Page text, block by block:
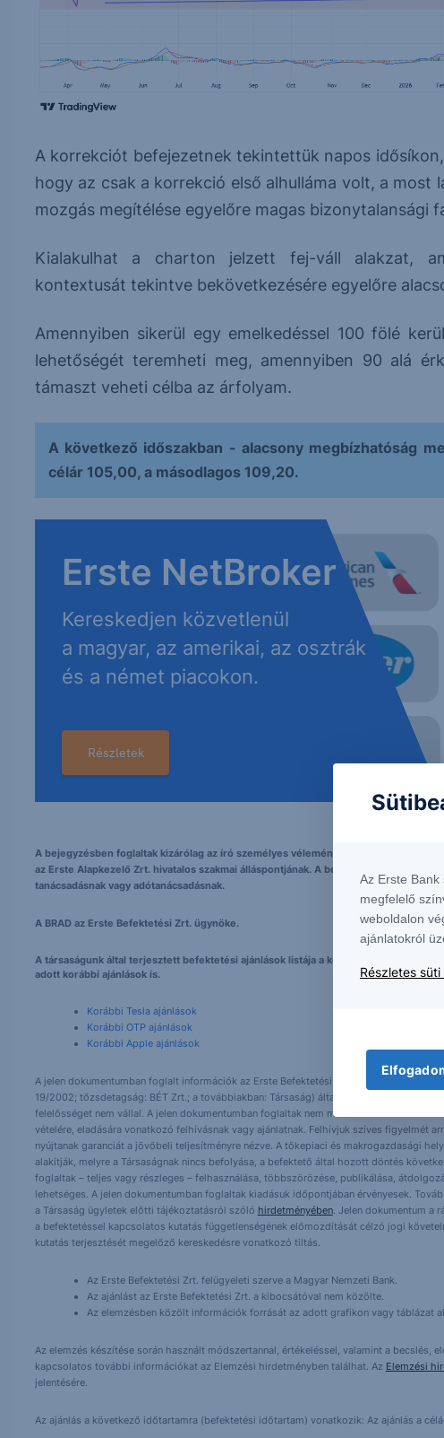
A korrekciót befejezetnek tekintettük napos
hogy az csak a korrekció első alhulláma volt, a most
mozgás megítélése egyelőre magas bizonytalansági
Kialakulhat a charton jelzett fej-váll alakzat,
kontextusát tekintve bekövetkezésére egyelőre
Amennyiben sikerül egy emelkedéssel 100 fölé
lehetőségét teremheti meg, amennyiben 90 alá
támaszt veheti célba az árfolyam.
A következő időszakban - alacsony megbízhatóság
célár 105,00, a másodlagos 109,20.
Erste NetBroker
Kereskedjen közvetlenül
a magyar, az amerikai, az osztrák
és a német piacokon.
Részletek
A bejegyzésben foglaltak kizárólag az író személyes véleményét tükrözik és nem
az Erste Alapkezelő Zrt. hivatalos szakmai álláspontjának. A bejegyzés tartalma
tanácsadásnak vagy adótanácsadásnak.
A BRAD az Erste Befektetési Zrt. ügynöke.
A társaságunk által terjesztett befektetési ajánlások listája a következő helyen
adott korábbi ajánlások is.
Korábbi Tesla ajánlások
Korábbi OTP ajánlások
Korábbi Apple ajánlások
A jelen dokumentumban foglalt információk az Erste Befektetési Zrt. (székhely: 1138
19/2002; tőzsdetagság: BÉT Zrt.; a továbbiakban: Társaság) által hitelesnek tartott
felelősséget nem vállal. A jelen dokumentumban foglaltak nem minősíthetők
vételére, eladására vonatkozó felhívásnak vagy ajánlatnak. Felhívjuk szíves figyelmét
nyújtanak garanciát a jövőbeli teljesítményre nézve. A tőkepiaci és makrogazdasági
alakítják, melyre a Társaságnak nincs befolyása, a befektető által hozott döntés
foglaltak – teljes vagy részleges – felhasználása, többszörözése, publikálása,
lehetséges. A jelen dokumentumban foglaltak kiadásuk időpontjában érvényesek.
a Társaság ügyletek előtti tájékoztatásról szóló hirdetményében. Jelen dokumentum a
a befektetéssel kapcsolatos kutatás függetlenségének előmozdítását célzó jogi
kutatás terjesztését megelőző kereskedésre vonatkozó tiltás.
Az Erste Befektetési Zrt. felügyeleti szerve a Magyar Nemzeti Bank.
Az ajánlást az Erste Befektetési Zrt. a kibocsátóval nem közölte.
Az elemzésben közölt információk forrását az adott grafikon vagy táblázat
Az elemzés készítése során használt módszertannal, értékeléssel, valamint a becslés,
kapcsolatos további információkat az Elemzési hirdetményben találhat. Az Elemzési
jelentésére.
Az ajánlás a következő időtartamra (befektetési időtartam) vonatkozik: Az ajánlás a
Az Erste
megfelelő
weboldalon
ajánlatokról
Részletes